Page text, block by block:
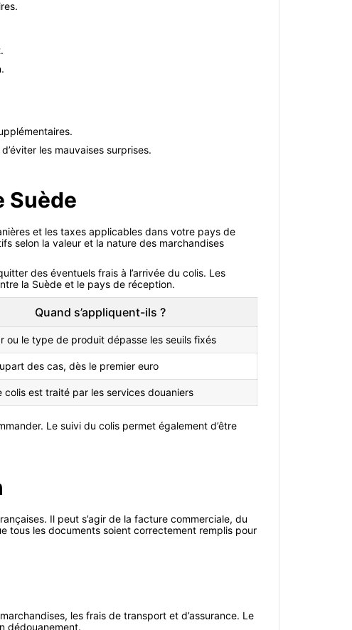
les mauvaises surprises.
Suède
et les taxes applicables dans votre pays de
selon la valeur et la nature des marchandises
des éventuels frais à l’arrivée du colis. Les
la Suède et le pays de réception.
Quand s’appliquent-ils ?
ou le type de produit dépasse les seuils fixés
des cas, dès le premier euro
colis est traité par les services douaniers
Le suivi du colis permet également d’être
Il peut s’agir de la facture commerciale, du
tous les documents soient correctement remplis pour
les frais de transport et d’assurance. Le
dédouanement.